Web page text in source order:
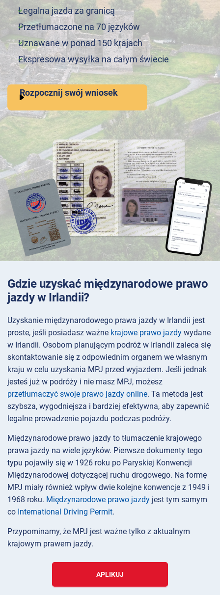
Legalna jazda za granicą
Przetłumaczone na 70 języków
Uznawane w ponad 150 krajach
Ekspresowa wysyłka na całym świecie
Rozpocznij swój wniosek
Gdzie uzyskać międzynarodowe prawo
jazdy w Irlandii?
Uzyskanie międzynarodowego prawa jazdy w Irlandii jest
proste, jeśli posiadasz ważne krajowe prawo jazdy wydane
w Irlandii. Osobom planującym podróż w Irlandii zaleca się
skontaktowanie się z odpowiednim organem we własnym
kraju w celu uzyskania MPJ przed wyjazdem. Jeśli jednak
jesteś już w podróży i nie masz MPJ, możesz
przetłumaczyć swoje prawo jazdy online. Ta metoda jest
szybsza, wygodniejsza i bardziej efektywna, aby zapewnić
legalne prowadzenie pojazdu podczas podróży.
Międzynarodowe prawo jazdy to tłumaczenie krajowego
prawa jazdy na wiele języków. Pierwsze dokumenty tego
typu pojawiły się w 1926 roku po Paryskiej Konwencji
Międzynarodowej dotyczącej ruchu drogowego. Na formę
MPJ miały również wpływ dwie kolejne konwencje z 1949 i
1968 roku. Międzynarodowe prawo jazdy jest tym samym
co International Driving Permit.
Przypominamy, że MPJ jest ważne tylko z aktualnym
krajowym prawem jazdy.
APLIKUJ